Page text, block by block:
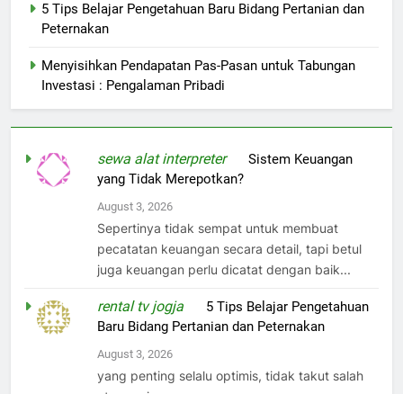
5 Tips Belajar Pengetahuan Baru Bidang Pertanian dan
Peternakan
Menyisihkan Pendapatan Pas-Pasan untuk Tabungan
Investasi : Pengalaman Pribadi
sewa alat interpreteronSistem Keuangan
yang Tidak Merepotkan?
August 3, 2026
Sepertinya tidak sempat untuk membuat
pecatatan keuangan secara detail, tapi betul
juga keuangan perlu dicatat dengan baik...
rental tv jogja
5 Tips Belajar Pengetahuan
Baru Bidang Pertanian dan Peternakan
August 3, 2026
yang penting selalu optimis, tidak takut salah